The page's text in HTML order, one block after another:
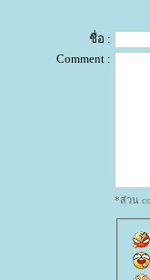
ชื่อ :
Comment :
*ส่วน